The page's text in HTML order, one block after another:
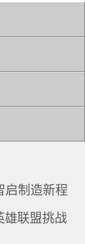
启制造新程
雄联盟挑战